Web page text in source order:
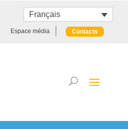
Français
Espace média Contacts